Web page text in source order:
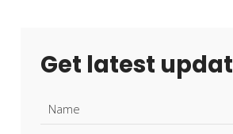
Get latest